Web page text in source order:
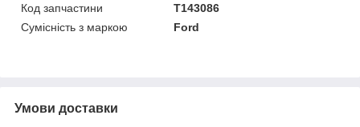
Код запчастини
T143086
Сумісність з маркою
Ford
Умови доставки